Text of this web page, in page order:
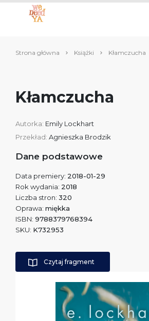
Strona główna Książki Kłamczucha
Kłamczucha
Autorka: Emily Lockhart
Przekład: Agnieszka Brodzik
Dane podstawowe
Data premiery: 2018-01-29
Rok wydania: 2018
Liczba stron: 320
Oprawa: miękka
ISBN: 9788379768394
SKU: K732953
Czytaj fragment